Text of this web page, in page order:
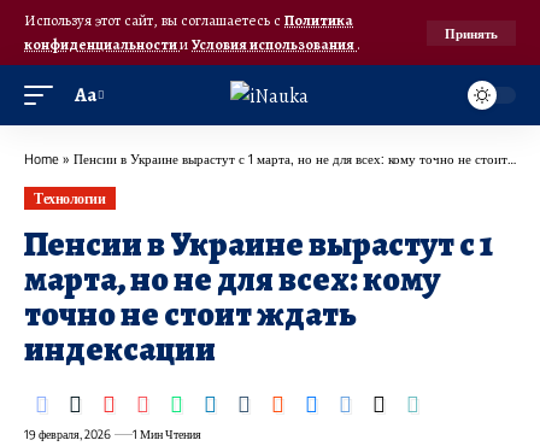
Используя этот сайт, вы соглашаетесь с Политика
конфиденциальностииУсловия использования.
Принять
Аа
Home » Пенсии в Украине вырастут с 1 марта, но не для всех: кому точно не стоит ждать индексации
Технологии
Пенсии в Украине вырастут с 1
марта, но не для всех: кому
точно не стоит ждать
индексации
19 февраля, 2026 1 Мин Чтения